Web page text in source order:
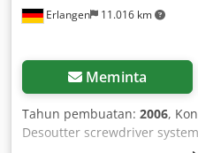
Erlangen 11.016 km
Meminta
Tahun pembuatan: 2006,
Desoutter screwdriver